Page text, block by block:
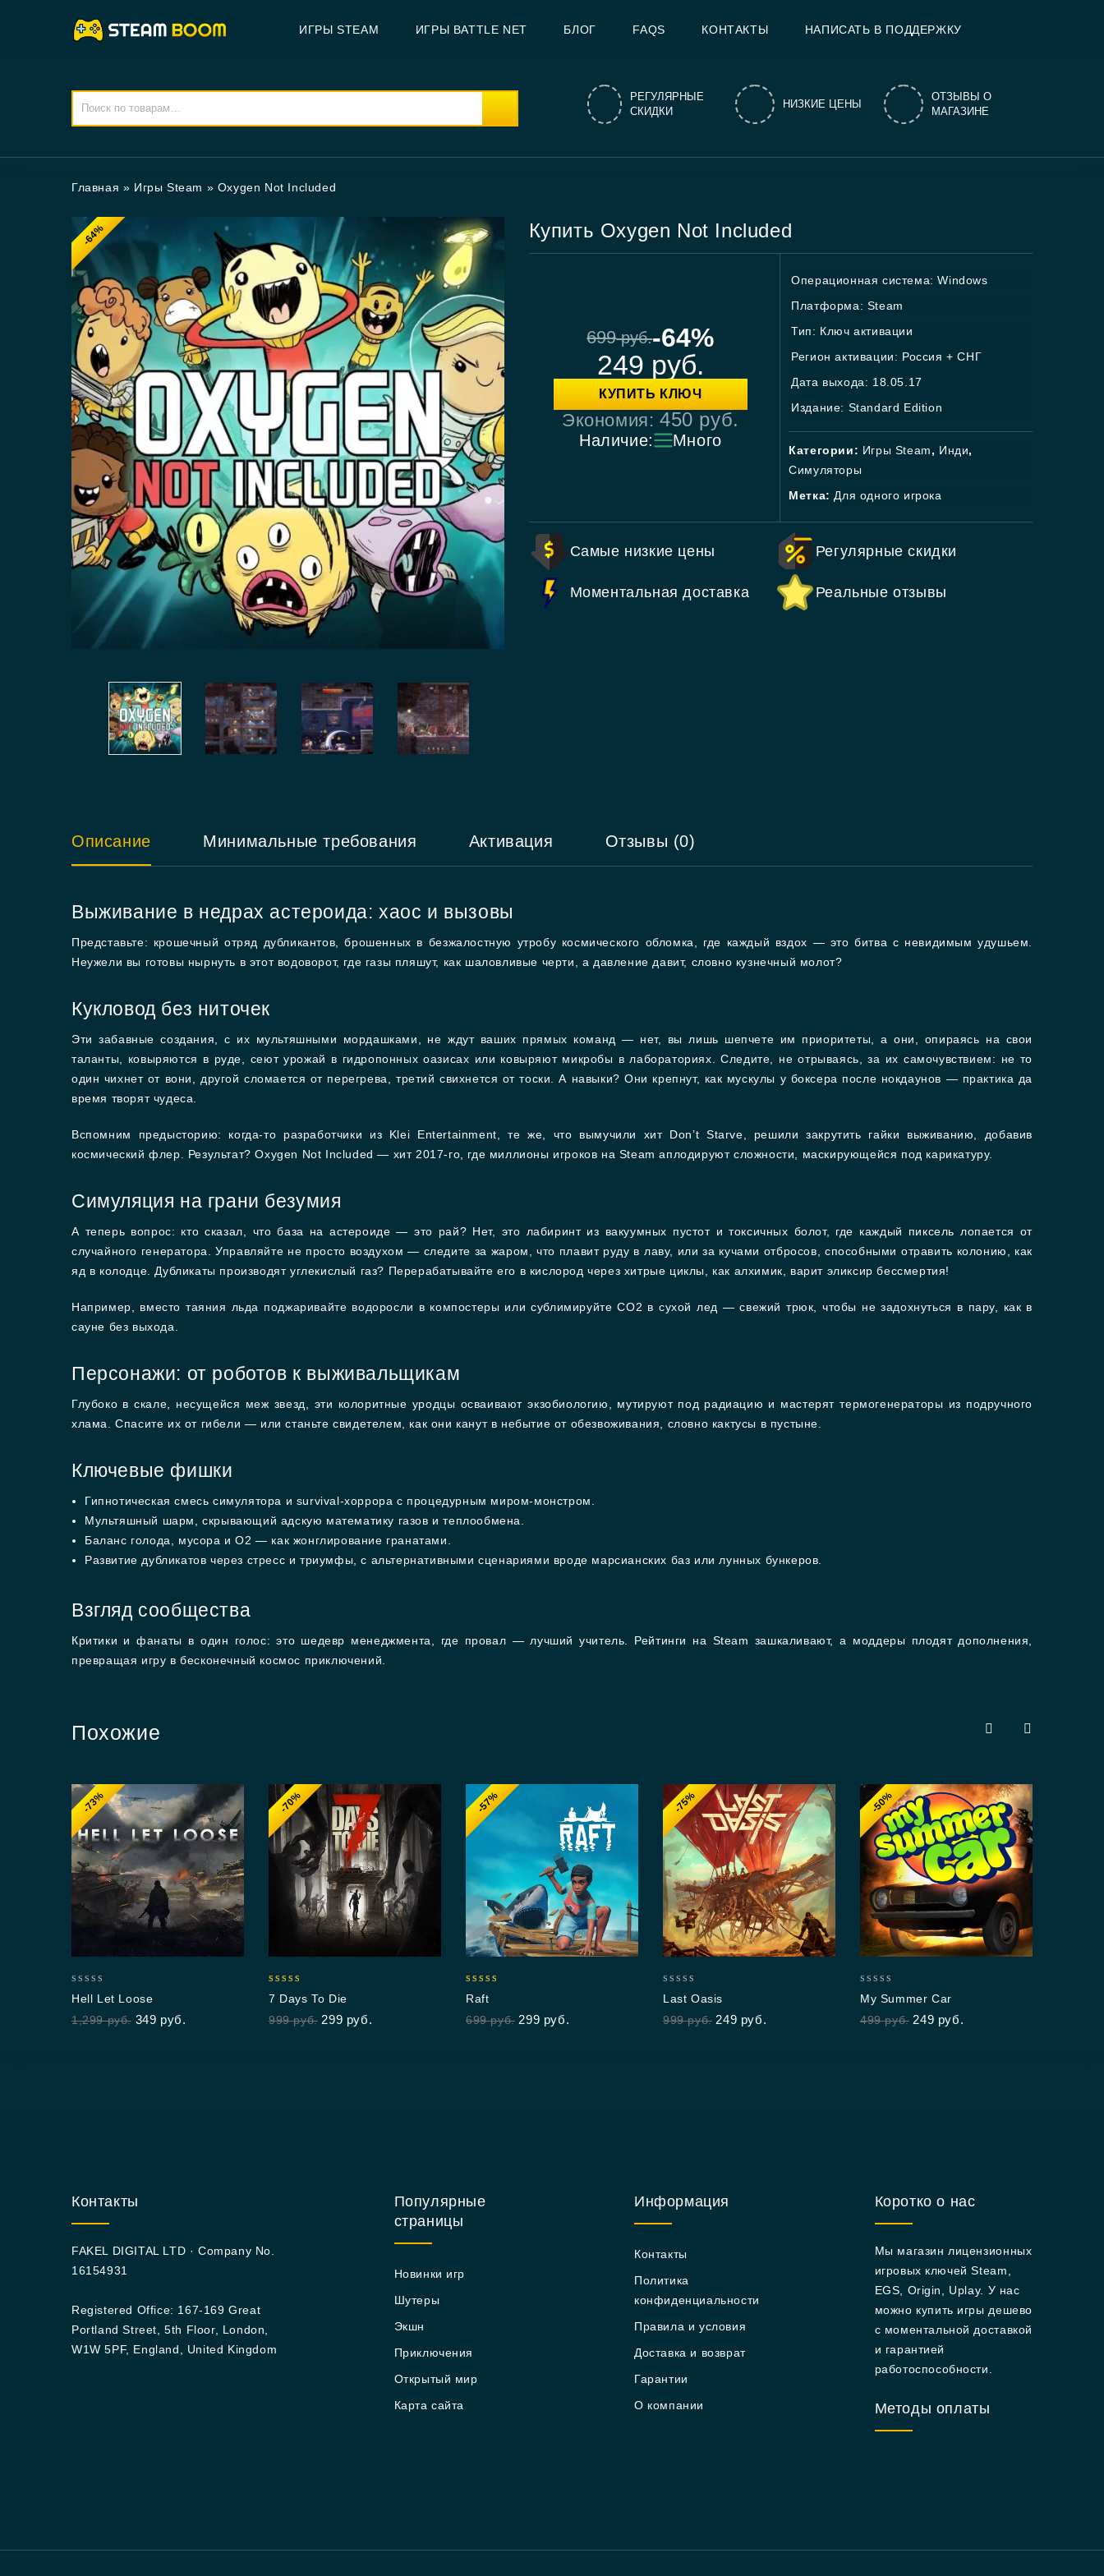
ИГРЫ STEAM ИГРЫ BATTLE NET БЛОГ FAQS КОНТАКТЫ НАПИСАТЬ В ПОДДЕРЖКУ
РЕГУЛЯРНЫЕ
СКИДКИ
НИЗКИЕ ЦЕНЫ
ОТЗЫВЫ О
МАГАЗИНЕ
Главная » Игры Steam » Oxygen Not Included
-64% Купить Oxygen Not Included
699руб.-64%
249 руб.
КУПИТЬ КЛЮЧ
Экономия: 450 руб.
Наличие: Много
Операционная система: Windows
Платформа: Steam
Тип: Ключ активации
Регион активации: Россия + СНГ
Дата выхода: 18.05.17
Издание: Standard Edition
Категории: Игры Steam, Инди,
Симуляторы
Метка: Для одного игрока
Самые низкие цены Регулярные скидки
Моментальная доставка Реальные отзывы
Описание Минимальные требования Активация Отзывы (0)
Выживание в недрах астероида: хаос и вызовы
Представьте: крошечный отряд дубликантов, брошенных в безжалостную утробу космического обломка, где каждый вздох — это битва с невидимым удушьем.
Неужели вы готовы нырнуть в этот водоворот, где газы пляшут, как шаловливые черти, а давление давит, словно кузнечный молот?
Кукловод без ниточек
Эти забавные создания, с их мультяшными мордашками, не ждут ваших прямых команд — нет, вы лишь шепчете им приоритеты, а они, опираясь на свои
таланты, ковыряются в руде, сеют урожай в гидропонных оазисах или ковыряют микробы в лабораториях. Следите, не отрываясь, за их самочувствием: не то
один чихнет от вони, другой сломается от перегрева, третий свихнется от тоски. А навыки? Они крепнут, как мускулы у боксера после нокдаунов — практика да
время творят чудеса.
Вспомним предысторию: когда-то разработчики из Klei Entertainment, те же, что вымучили хит Don’t Starve, решили закрутить гайки выживанию, добавив
космический флер. Результат? Oxygen Not Included — хит 2017-го, где миллионы игроков на Steam аплодируют сложности, маскирующейся под карикатуру.
Симуляция на грани безумия
А теперь вопрос: кто сказал, что база на астероиде — это рай? Нет, это лабиринт из вакуумных пустот и токсичных болот, где каждый пиксель лопается от
случайного генератора. Управляйте не просто воздухом — следите за жаром, что плавит руду в лаву, или за кучами отбросов, способными отравить колонию, как
яд в колодце. Дубликаты производят углекислый газ? Перерабатывайте его в кислород через хитрые циклы, как алхимик, варит эликсир бессмертия!
Например, вместо таяния льда поджаривайте водоросли в компостеры или сублимируйте CO2 в сухой лед — свежий трюк, чтобы не задохнуться в пару, как в
сауне без выхода.
Персонажи: от роботов к выживальщикам
Глубоко в скале, несущейся меж звезд, эти колоритные уродцы осваивают экзобиологию, мутируют под радиацию и мастерят термогенераторы из подручного
хлама. Спасите их от гибели — или станьте свидетелем, как они канут в небытие от обезвоживания, словно кактусы в пустыне.
Ключевые фишки
Гипнотическая смесь симулятора и survival-хоррора с процедурным миром-монстром.
Мультяшный шарм, скрывающий адскую математику газов и теплообмена.
Баланс голода, мусора и O2 — как жонглирование гранатами.
Развитие дубликатов через стресс и триумфы, с альтернативными сценариями вроде марсианских баз или лунных бункеров.
Взгляд сообщества
Критики и фанаты в один голос: это шедевр менеджмента, где провал — лучший учитель. Рейтинги на Steam зашкаливают, а моддеры плодят дополнения,
превращая игру в бесконечный космос приключений.
Похожие
-73%
out
of
Hell Let Loose
1,299руб. 349 руб.
-70%
out of 5
7 Days To Die
999руб. 299 руб.
-57%
out of 5
Raft
699руб. 299 руб.
-75%
out
of
Last Oasis
999руб. 249 руб.
-50%
out
of
My Summer Car
499руб. 249 руб.
Контакты
FAKEL DIGITAL LTD · Company No.
16154931
Registered Office: 167-169 Great
Portland Street, 5th Floor, London,
W1W 5PF, England, United Kingdom
Популярные
страницы
Новинки игр
Шутеры
Экшн
Приключения
Открытый мир
Карта сайта
Информация
Контакты
Политика
конфиденциальности
Правила и условия
Доставка и возврат
Гарантии
О компании
Коротко о нас
Мы магазин лицензионных
игровых ключей Steam,
EGS, Origin, Uplay. У нас
можно купить игры дешево
с моментальной доставкой
и гарантией
работоспособности.
Методы оплаты